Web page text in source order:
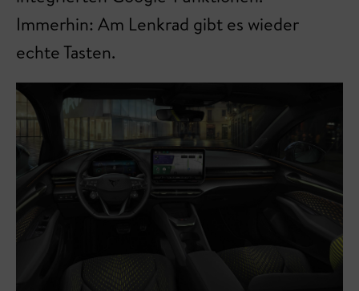
Immerhin: Am Lenkrad gibt es wieder
echte Tasten.